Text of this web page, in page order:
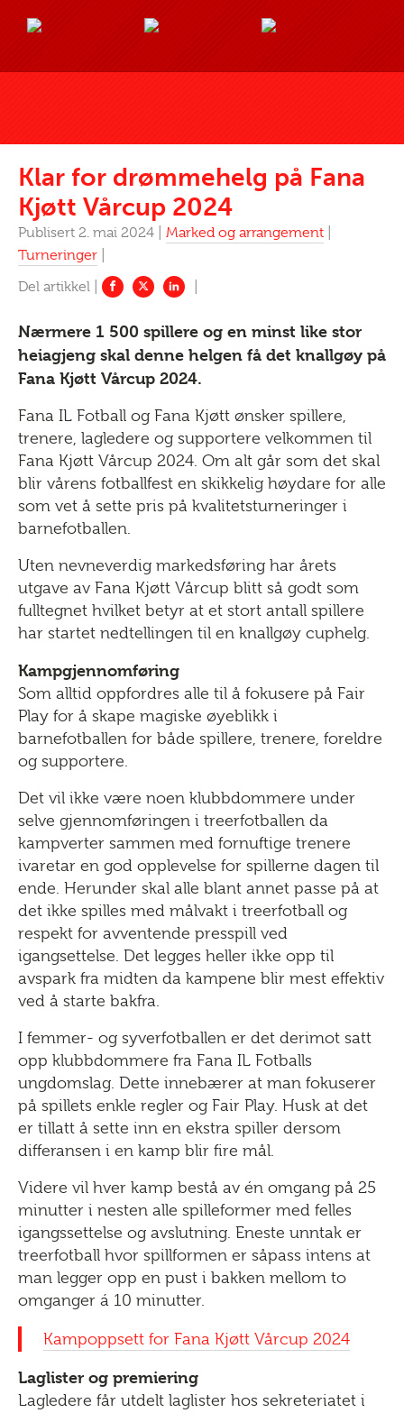
Klar for drømmehelg på Fana
Kjøtt Vårcup 2024
Publisert 2. mai 2024 | Marked og arrangement
Turneringer
Nærmere 1 500 spillere og en minst like stor
heiagjeng skal denne helgen få det knallgøy på
Fana Kjøtt Vårcup 2024.
Fana IL Fotball og Fana Kjøtt ønsker spillere,
trenere, lagledere og supportere velkommen til
Fana Kjøtt Vårcup 2024. Om alt går som det skal
blir vårens fotballfest en skikkelig høydare for alle
som vet å sette pris på kvalitetsturneringer i
barnefotballen.
Uten nevneverdig markedsføring har årets
utgave av Fana Kjøtt Vårcup blitt så godt som
fulltegnet hvilket betyr at et stort antall spillere
har startet nedtellingen til en knallgøy cuphelg.
Kampgjennomføring
Som alltid oppfordres alle til å fokusere på Fair
Play for å skape magiske øyeblikk i
barnefotballen for både spillere, trenere, foreldre
og supportere.
Det vil ikke være noen klubbdommere under
selve gjennomføringen i treerfotballen da
kampverter sammen med fornuftige trenere
ivaretar en god opplevelse for spillerne dagen til
ende. Herunder skal alle blant annet passe på at
det ikke spilles med målvakt i treerfotball og
respekt for avventende presspill ved
igangsettelse. Det legges heller ikke opp til
avspark fra midten da kampene blir mest effektiv
ved å starte bakfra.
I femmer- og syverfotballen er det derimot satt
opp klubbdommere fra Fana IL Fotballs
ungdomslag. Dette innebærer at man fokuserer
på spillets enkle regler og Fair Play. Husk at det
er tillatt å sette inn en ekstra spiller dersom
differansen i en kamp blir fire mål.
Videre vil hver kamp bestå av én omgang på 25
minutter i nesten alle spilleformer med felles
igangssettelse og avslutning. Eneste unntak er
treerfotball hvor spillformen er såpass intens at
man legger opp en pust i bakken mellom to
omganger á 10 minutter.
Kampoppsett for Fana Kjøtt Vårcup 2024
Laglister og premiering
Lagledere får utdelt laglister hos sekreteriatet i